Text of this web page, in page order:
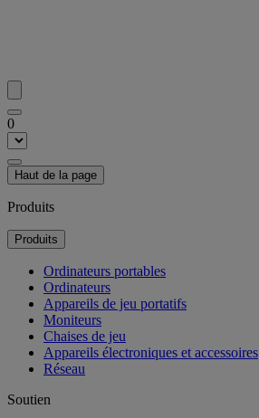
0
Haut de la page
Produits
Produits
Ordinateurs portables
Ordinateurs
Appareils de jeu portatifs
Moniteurs
Chaises de jeu
Appareils électroniques et accessoires
Réseau
Soutien